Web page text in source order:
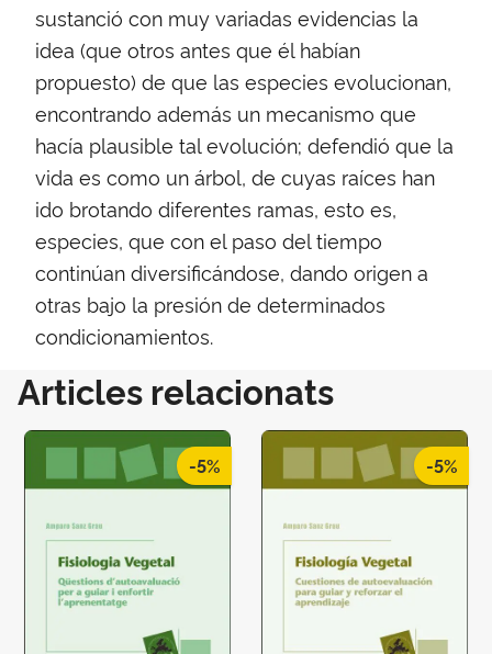
sustanció con muy variadas evidencias la
idea (que otros antes que él habían
propuesto) de que las especies evolucionan,
encontrando además un mecanismo que
hacía plausible tal evolución; defendió que la
vida es como un árbol, de cuyas raíces han
ido brotando diferentes ramas, esto es,
especies, que con el paso del tiempo
continúan diversificándose, dando origen a
otras bajo la presión de determinados
condicionamientos.
Articles relacionats
-5% -5%